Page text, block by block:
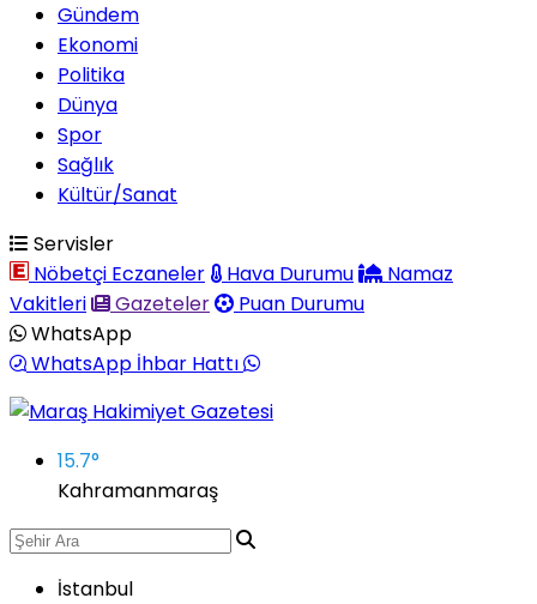
Gündem
Ekonomi
Politika
Dünya
Spor
Sağlık
Kültür/Sanat
Servisler
Nöbetçi Eczaneler
Hava Durumu
Namaz
Vakitleri
Gazeteler
Puan Durumu
WhatsApp
WhatsApp İhbar Hattı
15.7°
Kahramanmaraş
İstanbul